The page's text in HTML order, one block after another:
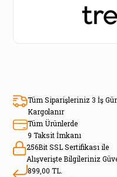
Tüm Siparişleriniz 3 İş
Kargolanır
Tüm Ürünlerde
9 Taksit İmkanı
256Bit SSL Sertifikası ile
Alışverişte Bilgileriniz
899,00 TL.